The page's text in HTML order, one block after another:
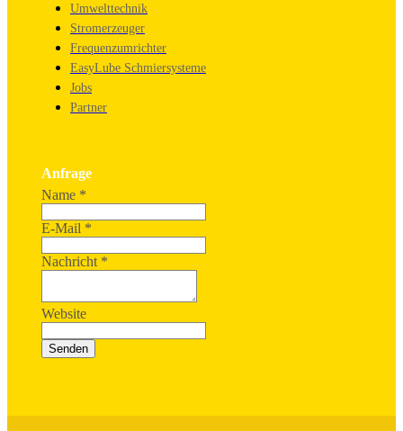
Umwelttechnik
Stromerzeuger
Frequenzumrichter
EasyLube Schmiersysteme
Jobs
Partner
Anfrage
Name *
E-Mail *
Nachricht *
Website
Senden